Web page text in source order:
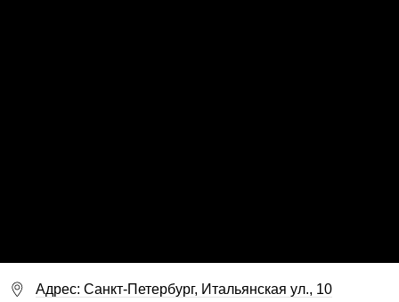
Адрес: Санкт-Петербург, Итальянская ул., 10